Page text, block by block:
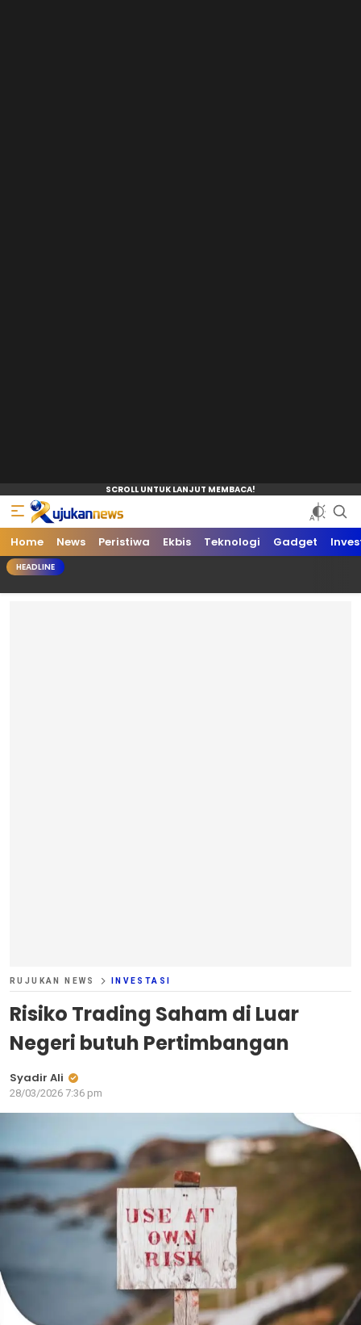
Home News Peristiwa Ekbis Teknologi Gadget
HEADLINE
RUJUKAN NEWS INVESTASI
Risiko Trading Saham di Luar
Negeri butuh Pertimbangan
Syadir Ali
28/03/2026 7:36 pm